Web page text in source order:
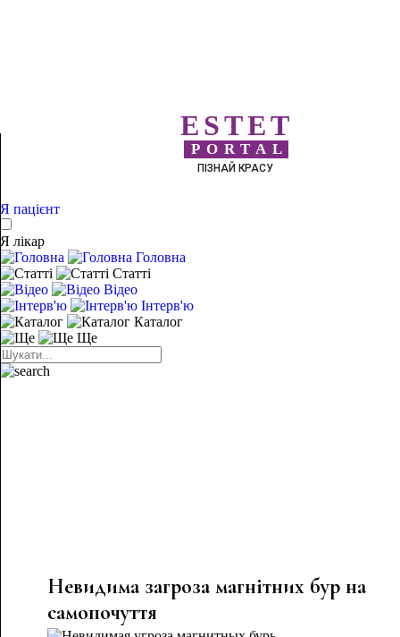
ESTET
PORTAL
ПІЗНАЙ КРАСУ
Я пацієнт
Я лікар
Головна
Статті
Відео
Інтерв'ю
Каталог
Ще
Невидима загроза магнітних бур на
самопочуття